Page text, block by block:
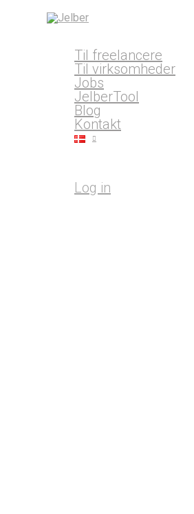
Til freelancere
Til virksomheder
Jobs
JelberTool
Blog
Kontakt
Log in